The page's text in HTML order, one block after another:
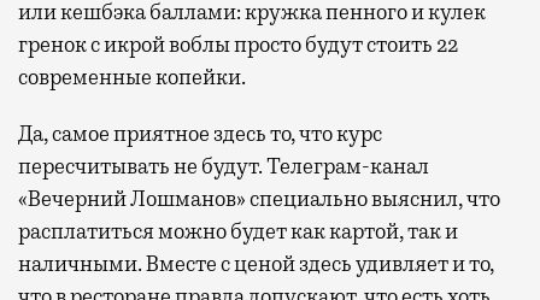
или кешбэка баллами: кружка пенного и кулек
гренок с икрой воблы просто будут стоить 22
современные копейки.
Да, самое приятное здесь то, что курс
пересчитывать не будут. Телеграм-канал
«Вечерний Лошманов» специально выяснил, что
расплатиться можно будет как картой, так и
наличными. Вместе с ценой здесь удивляет и то,